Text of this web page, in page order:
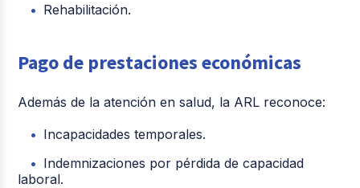
Rehabilitación.
Pago de prestaciones económicas
Además de la atención en salud, la ARL reconoce:
Incapacidades temporales.
Indemnizaciones por pérdida de capacidad
laboral.